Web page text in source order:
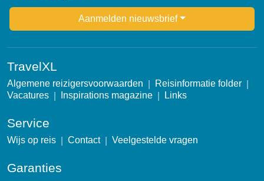
Newsletter Aanmelden nieuwsbrief
TravelXL
Algemene reizigersvoorwaarden
Reisinformatie folder
Vacatures
Inspirations magazine Links
Service
Wijs op reis Contact Veelgestelde vragen
Garanties